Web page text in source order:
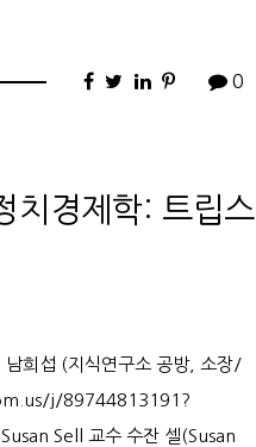
0
치경제학: 트립스
남희섭 (지식연구소 공방, 소장/
j/89744813191?
Sell 교수 수잔 셀(Susan